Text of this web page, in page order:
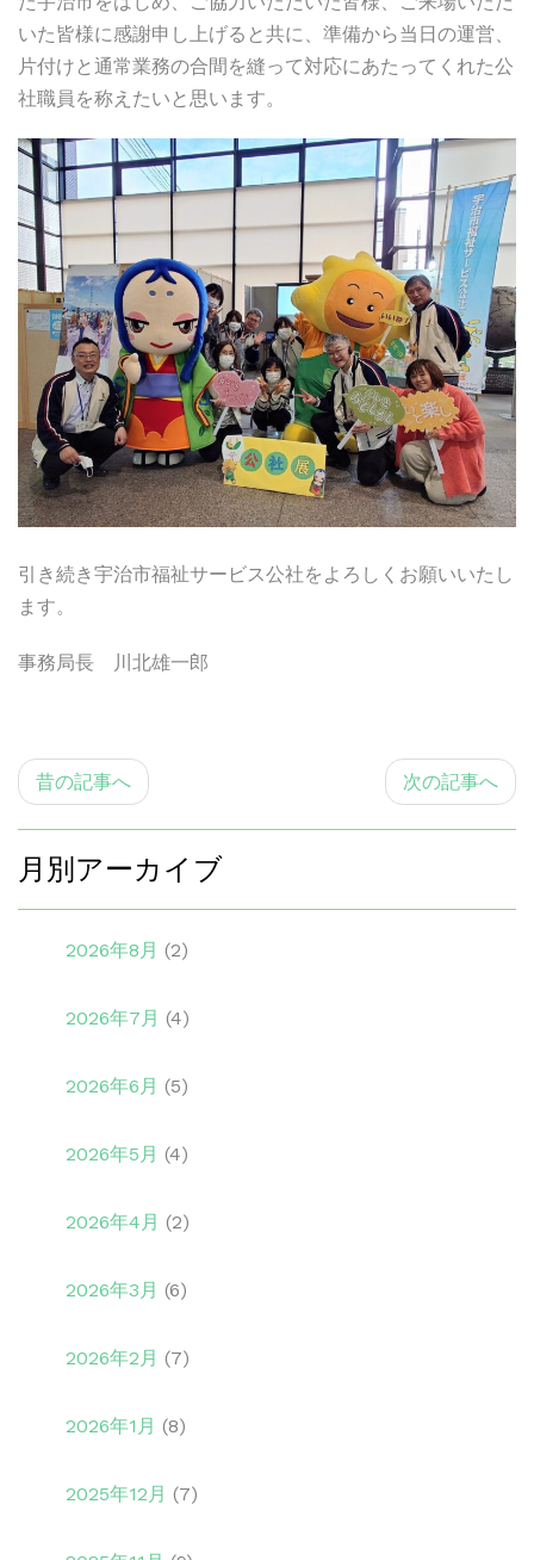
いた皆様に感謝申し上げると共に、準備から当日の運営、
片付けと通常業務の合間を縫って対応にあたってくれた公
社職員を称えたいと思います。
引き続き宇治市福祉サービス公社をよろしくお願いいたし
ます。
事務局長 川北雄一郎
昔の記事へ 次の記事へ
月別アーカイブ
2026年8月 (2)
2026年7月 (4)
2026年6月 (5)
2026年5月 (4)
2026年4月 (2)
2026年3月 (6)
2026年2月 (7)
2026年1月 (8)
2025年12月 (7)